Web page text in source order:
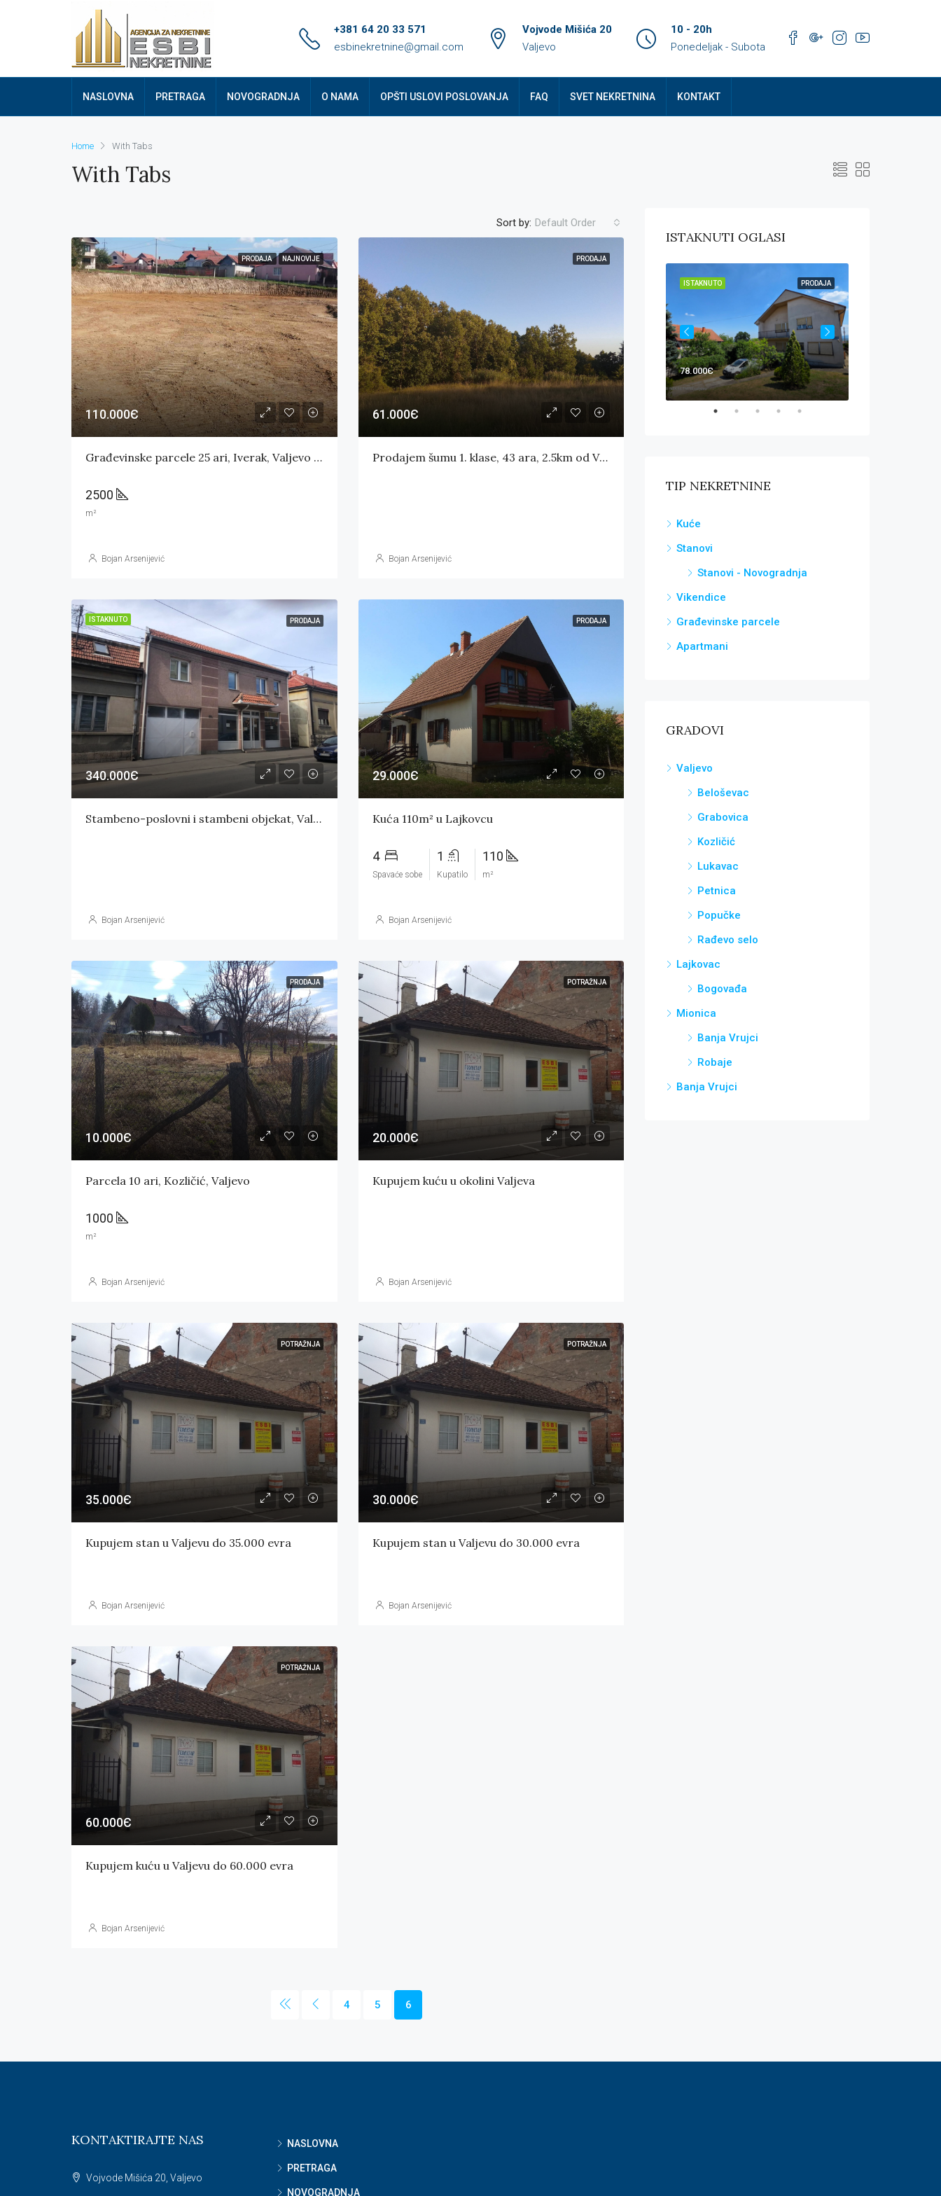
+381 64 20 33 571
esbinekretnine@gmail.com
Vojvode Mišića 20
Valjevo
10 - 20h
Ponedeljak - Subota
NASLOVNA PRETRAGA NOVOGRADNJA O NAMA OPŠTI USLOVI POSLOVANJA FAQ SVET NEKRETNINA KONTAKT
Home With Tabs
With Tabs
Sort by: Default Order
PRODAJA NAJNOVIJE
110.000Є
Građevinske parcele 25 ari, Iverak, Valjevo – PRODATE
2500
m²
Bojan Arsenijević
PRODAJA
61.000Є
Prodajem šumu 1. klase, 43 ara, 2.5km od Valjeva
Bojan Arsenijević
ISTAKNUTO PRODAJA
340.000Є
Stambeno-poslovni i stambeni objekat, Valjevo (centar)
Bojan Arsenijević
PRODAJA
29.000Є
Kuća 110m² u Lajkovcu
4
Spavaće sobe
1
Kupatilo
110
m²
Bojan Arsenijević
PRODAJA
10.000Є
Parcela 10 ari, Kozličić, Valjevo
1000
m²
Bojan Arsenijević
POTRAŽNJA
20.000Є
Kupujem kuću u okolini Valjeva
Bojan Arsenijević
POTRAŽNJA
35.000Є
Kupujem stan u Valjevu do 35.000 evra
Bojan Arsenijević
POTRAŽNJA
30.000Є
Kupujem stan u Valjevu do 30.000 evra
Bojan Arsenijević
POTRAŽNJA
60.000Є
Kupujem kuću u Valjevu do 60.000 evra
Bojan Arsenijević
4 5 6
ISTAKNUTI OGLASI
88.000Є
PRODAJA
ISTAKNUTO
78.000Є
TIP NEKRETNINE
Kuće
Stanovi
Stanovi - Novogradnja
Vikendice
Građevinske parcele
Apartmani
GRADOVI
Valjevo
Beloševac
Grabovica
Kozličić
Lukavac
Petnica
Popučke
Rađevo selo
Lajkovac
Bogovađa
Mionica
Banja Vrujci
Robaje
Banja Vrujci
KONTAKTIRAJTE NAS
Vojvode Mišića 20, Valjevo
NASLOVNA
PRETRAGA
NOVOGRADNJA